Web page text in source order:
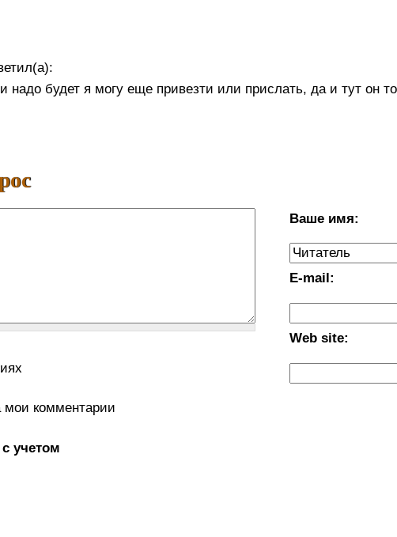
надо будет я могу еще привезти или прислать, да и тут он
Ваше имя:
E-mail:
Web site:
мои комментарии
учетом